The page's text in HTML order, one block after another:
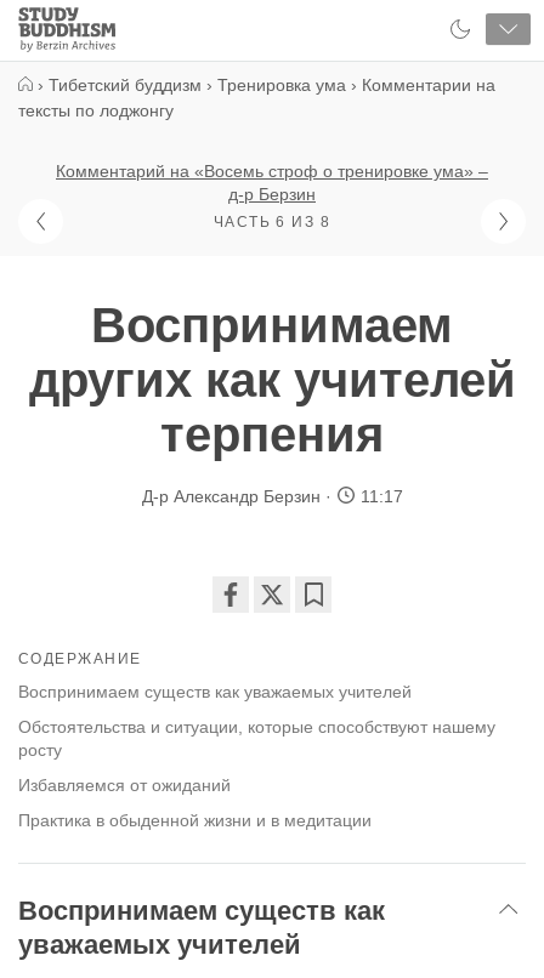
Close
Study
Buddhism
› Тибетский буддизм › Тренировка ума › Комментарии на
тексты по лоджонгу
Комментарий на «Восемь строф о тренировке ума» –
д-р Берзин
ЧАСТЬ 6 ИЗ 8
Воспринимаем
других как учителей
терпения
Д-р Александр Берзин 11:17
СОДЕРЖАНИЕ
Воспринимаем существ как уважаемых учителей
Обстоятельства и ситуации, которые способствуют нашему
росту
Избавляемся от ожиданий
Практика в обыденной жизни и в медитации
Воспринимаем существ как
уважаемых учителей